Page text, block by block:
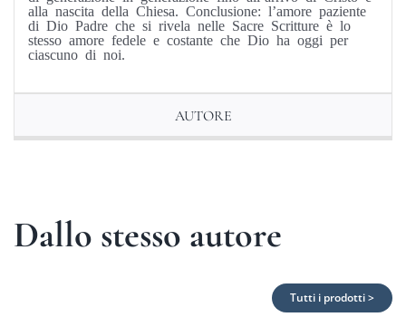
alla nascita della Chiesa. Conclusione: l’amore paziente
di Dio Padre che si rivela nelle Sacre Scritture è lo
stesso amore fedele e costante che Dio ha oggi per
ciascuno di noi.
AUTORE
Dallo stesso autore
Tutti i prodotti >